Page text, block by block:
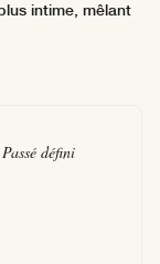
intime, mêlant
défini